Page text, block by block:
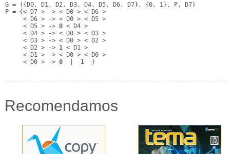
G = ({D0, D1, D2, D3, D4, D5, D6, D7}, {0, 1}, P, D7)
P = {< D7 > -> < D0 > < D6 >
     < D6 > -> < D0 > < D5 >
     < D5 > ->
0 < D4 >
     < D4 > -> < D0 > < D3 >
     < D3 > -> < D0 > < D2 >
     < D2 > ->
1 < D1 >
     < D1 > -> < D0 > < D0 >
     < D0 > ->
0 1
  }
Recomendamos